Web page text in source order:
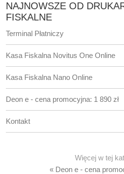
NAJNOWSZE OD
FISKALNE
Terminal Płatniczy
Kasa Fiskalna Novitus One Online
Kasa Fiskalna Nano Online
Deon e - cena promocyjna: 1 890 zł
Kontakt
Więcej w tej
« Deon e - cena